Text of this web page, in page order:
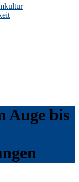
Auge bis